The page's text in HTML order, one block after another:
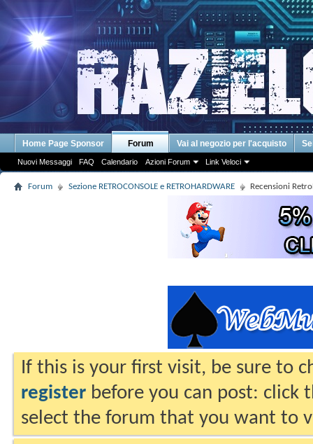
Home Page Sponsor Forum
Nuovi Messaggi FAQ Calendario Azioni Forum Link Veloci
Vai al negozio per l'acquisto
Forum Sezione RETROCONSOLE e RETROHARDWARE Recensioni
If this is your first visit, be sure to
register before you can post: click
select the forum that you want to